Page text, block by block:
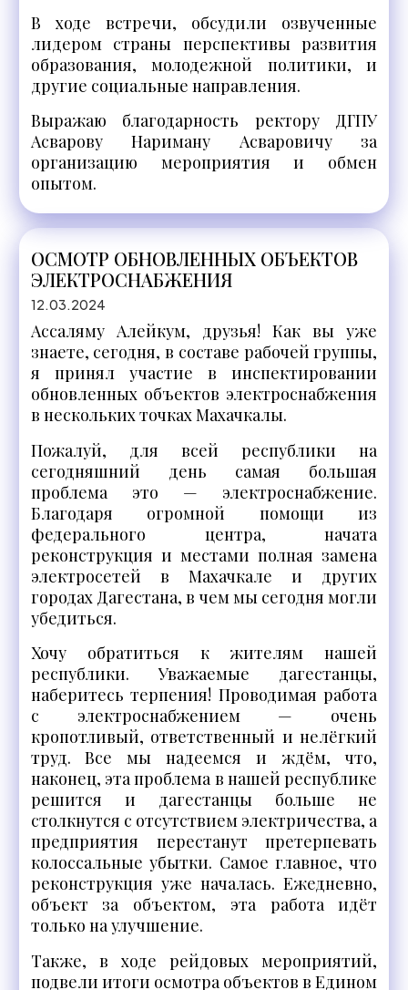
В ходе встречи, обсудили озвученные
лидером страны перспективы развития
образования, молодежной политики, и
другие социальные направления.
Выражаю благодарность ректору ДГПУ
Асварову Нариману Асваровичу за
организацию мероприятия и обмен
опытом.
ОСМОТР ОБНОВЛЕННЫХ ОБЪЕКТОВ
ЭЛЕКТРОСНАБЖЕНИЯ
12.03.2024
Ассаляму Алейкум, друзья! Как вы уже
знаете, сегодня, в составе рабочей группы,
я принял участие в инспектировании
обновленных объектов электроснабжения
в нескольких точках Махачкалы.
Пожалуй, для всей республики на
сегодняшний день самая большая
проблема это — электроснабжение.
Благодаря огромной помощи из
федерального центра, начата
реконструкция и местами полная замена
электросетей в Махачкале и других
городах Дагестана, в чем мы сегодня могли
убедиться.
Хочу обратиться к жителям нашей
республики. Уважаемые дагестанцы,
наберитесь терпения! Проводимая работа
с электроснабжением — очень
кропотливый, ответственный и нелёгкий
труд. Все мы надеемся и ждём, что,
наконец, эта проблема в нашей республике
решится и дагестанцы больше не
столкнутся с отсутствием электричества, а
предприятия перестанут претерпевать
колоссальные убытки. Самое главное, что
реконструкция уже началась. Ежедневно,
объект за объектом, эта работа идёт
только на улучшение.
Также, в ходе рейдовых мероприятий,
подвели итоги осмотра объектов в Едином